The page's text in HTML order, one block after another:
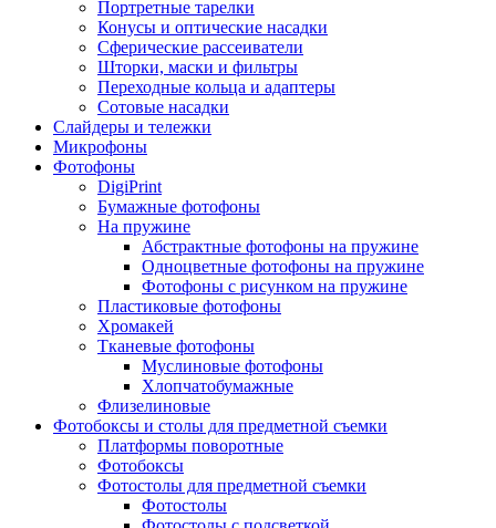
Портретные тарелки
Конусы и оптические насадки
Сферические рассеиватели
Шторки, маски и фильтры
Переходные кольца и адаптеры
Сотовые насадки
Слайдеры и тележки
Микрофоны
Фотофоны
DigiPrint
Бумажные фотофоны
На пружине
Абстрактные фотофоны на пружине
Одноцветные фотофоны на пружине
Фотофоны с рисунком на пружине
Пластиковые фотофоны
Хромакей
Тканевые фотофоны
Муслиновые фотофоны
Хлопчатобумажные
Флизелиновые
Фотобоксы и столы для предметной съемки
Платформы поворотные
Фотобоксы
Фотостолы для предметной съемки
Фотостолы